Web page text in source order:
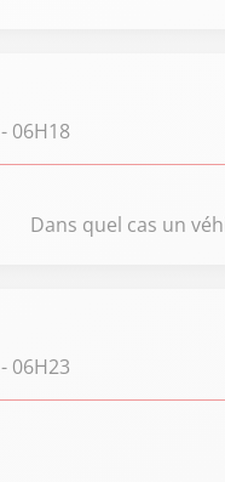
- 06H18
Dans quel cas un
- 06H23